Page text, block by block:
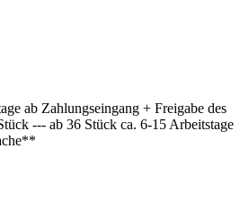
ab Zahlungseingang + Freigabe des
--- ab 36 Stück ca. 6-15 Arbeitstage